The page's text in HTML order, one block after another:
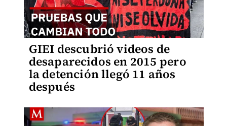
GIEI descubrió videos de
desaparecidos en 2015 pero
la detención llegó 11 años
después